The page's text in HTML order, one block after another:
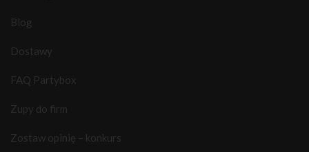
Blog
Dostawy
FAQ Partybox
Zupy do firm
Zostaw opinię – konkurs